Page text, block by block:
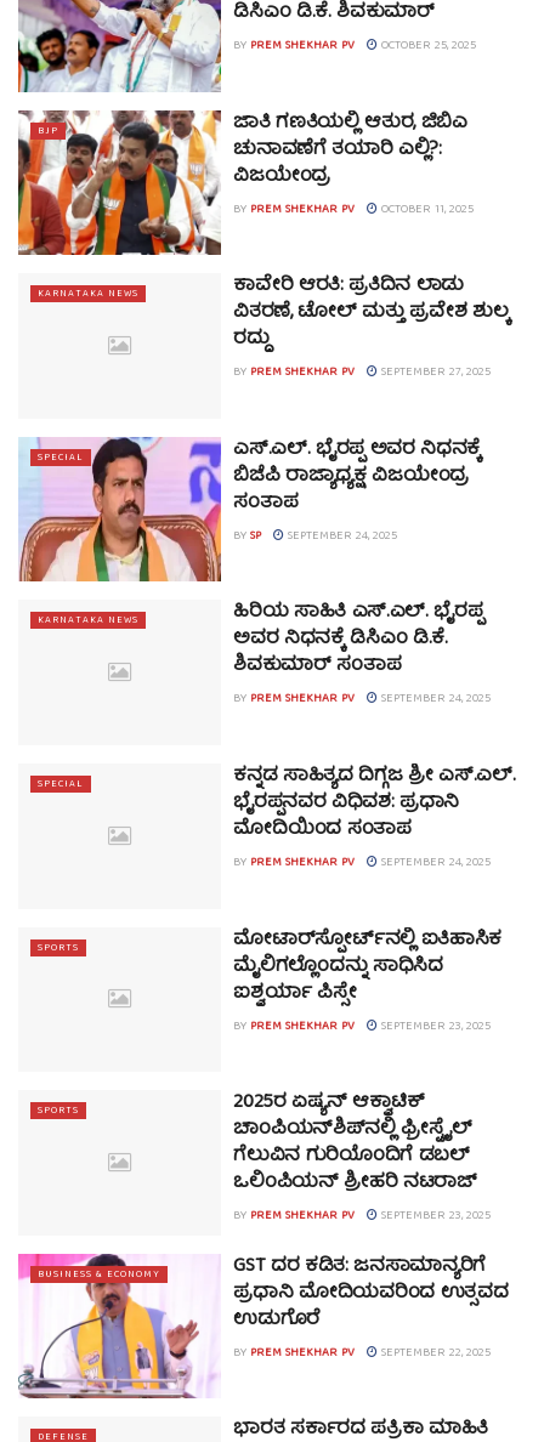
ಡಿಸಿಎಂ ಡಿ.ಕೆ. ಶಿವಕುಮಾರ್
BY PREM SHEKHAR PV OCTOBER 25, 2025
BJP ಜಾತಿ ಗಣತಿಯಲ್ಲಿ ಆತುರ, ಜಿಬಿಎ
ಚುನಾವಣೆಗೆ ತಯಾರಿ ಎಲ್ಲಿ?:
ವಿಜಯೇಂದ್ರ
BY PREM SHEKHAR PV OCTOBER 11, 2025
KARNATAKA NEWS ಕಾವೇರಿ ಆರತಿ: ಪ್ರತಿದಿನ ಲಾಡು
ವಿತರಣೆ, ಟೋಲ್ ಮತ್ತು ಪ್ರವೇಶ ಶುಲ್ಕ
ರದ್ದು
BY PREM SHEKHAR PV SEPTEMBER 27, 2025
SPECIAL ಎಸ್.ಎಲ್. ಭೈರಪ್ಪ ಅವರ ನಿಧನಕ್ಕೆ
ಬಿಜೆಪಿ ರಾಜ್ಯಾಧ್ಯಕ್ಷ ವಿಜಯೇಂದ್ರ
ಸಂತಾಪ
BYSP SEPTEMBER 24, 2025
KARNATAKA NEWS ಹಿರಿಯ ಸಾಹಿತಿ ಎಸ್.ಎಲ್. ಭೈರಪ್ಪ
ಅವರ ನಿಧನಕ್ಕೆ ಡಿಸಿಎಂ ಡಿ.ಕೆ.
ಶಿವಕುಮಾರ್ ಸಂತಾಪ
BY PREM SHEKHAR PV SEPTEMBER 24, 2025
SPECIAL ಕನ್ನಡ ಸಾಹಿತ್ಯದ ದಿಗ್ಗಜ ಶ್ರೀ ಎಸ್.ಎಲ್.
ಭೈರಪ್ಪನವರ ವಿಧಿವಶ: ಪ್ರಧಾನಿ
ಮೋದಿಯಿಂದ ಸಂತಾಪ
BY PREM SHEKHAR PV SEPTEMBER 24, 2025
SPORTS ಮೋಟಾರ್‌ಸ್ಪೋರ್ಟ್‌ನಲ್ಲಿ ಐತಿಹಾಸಿಕ
ಮೈಲಿಗಲ್ಲೊಂದನ್ನು ಸಾಧಿಸಿದ
ಐಶ್ವರ್ಯಾ ಪಿಸ್ಸೇ
BY PREM SHEKHAR PV SEPTEMBER 23, 2025
SPORTS 2025ರ ಏಷ್ಯನ್ ಆಕ್ವಾಟಿಕ್
ಚಾಂಪಿಯನ್‌ಶಿಪ್‌ನಲ್ಲಿ ಫ್ರೀಸ್ಟೈಲ್
ಗೆಲುವಿನ ಗುರಿಯೊಂದಿಗೆ ಡಬಲ್
ಒಲಿಂಪಿಯನ್ ಶ್ರೀಹರಿ ನಟರಾಜ್
BY PREM SHEKHAR PV SEPTEMBER 23, 2025
BUSINESS & ECONOMY GST ದರ ಕಡಿತ: ಜನಸಾಮಾನ್ಯರಿಗೆ
ಪ್ರಧಾನಿ ಮೋದಿಯವರಿಂದ ಉತ್ಸವದ
ಉಡುಗೊರೆ
BY PREM SHEKHAR PV SEPTEMBER 22, 2025
DEFENSE ಭಾರತ ಸರ್ಕಾರದ ಪತ್ರಿಕಾ ಮಾಹಿತಿ